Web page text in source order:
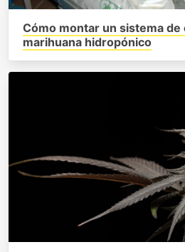
Cómo montar un sistema de
marihuana hidropónico